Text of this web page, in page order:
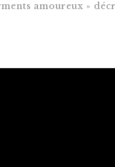
amoureux »